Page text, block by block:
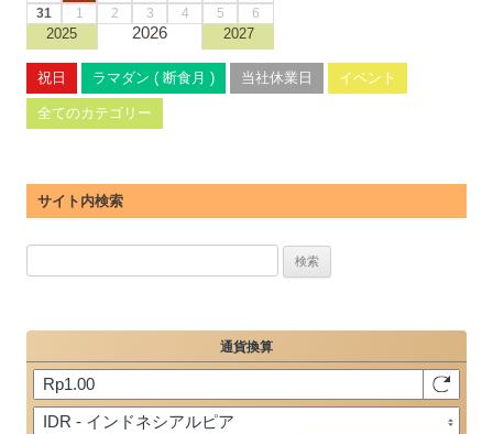
31
1 2 3 4 5 6
2025 2026 2027
祝日 ラマダン ( 断食月 ) 当社休業日 イベント
全てのカテゴリー
サイト内検索